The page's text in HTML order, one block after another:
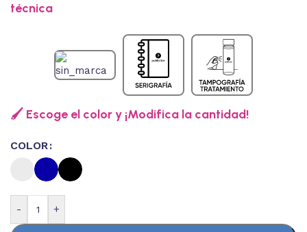
técnica
🖌️ Escoge el color y ¡Modifica la cantidad!
COLOR
- +